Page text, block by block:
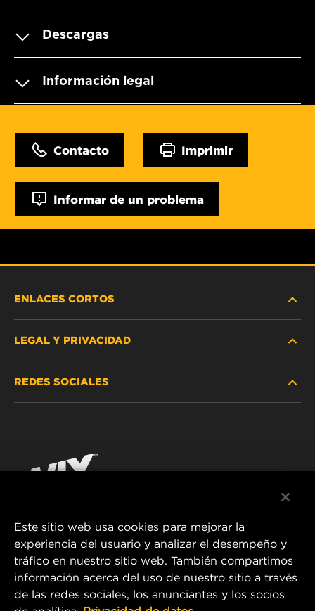
Descargas
Información legal
Contacto Imprimir
Informar de un problema
ENLACES CORTOS
DÓNDE COMPRAR
¡CONTÁCTENOS!
LEGAL Y PRIVACIDAD
IMPRESSUM
REDES SOCIALES
YouTube
MANN+HUMMEL FT Poland
ul. Wrocławska 145,
63-800 GOSTYŃ, POLAND
Tel. +48 65 572 89 00
Este sitio web usa cookies para mejorar la
experiencia del usuario y analizar el desempeño y
tráfico en nuestro sitio web. También compartimos
información acerca del uso de nuestro sitio a través
de las redes sociales, los anunciantes y los socios